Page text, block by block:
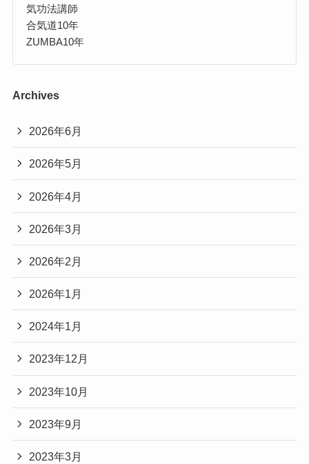
気功法講師
合気道10年
ZUMBA10年
Archives
2026年6月
2026年5月
2026年4月
2026年3月
2026年2月
2026年1月
2024年1月
2023年12月
2023年10月
2023年9月
2023年3月